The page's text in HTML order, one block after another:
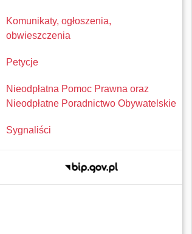
Komunikaty, ogłoszenia,
obwieszczenia
Petycje
Nieodpłatna Pomoc Prawna oraz
Nieodpłatne Poradnictwo Obywatelskie
Sygnaliści